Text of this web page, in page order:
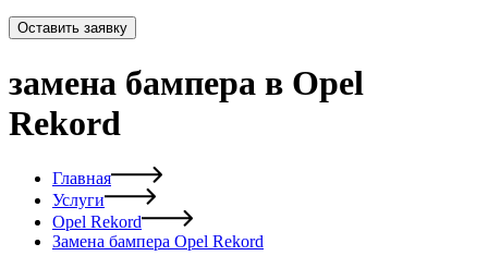
Оставить заявку
замена бампера в Opel
Rekord
Главная
Услуги
Opel Rekord
Замена бампера Opel Rekord